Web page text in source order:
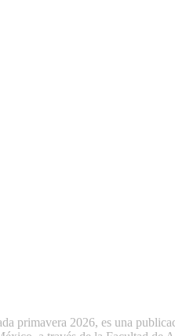
primavera 2026, es una